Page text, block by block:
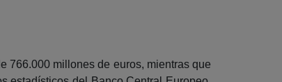
766.000 millones de euros, mientras que